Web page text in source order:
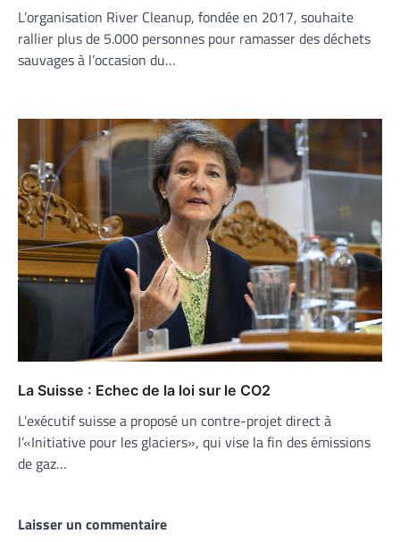
L’organisation River Cleanup, fondée en 2017, souhaite
rallier plus de 5.000 personnes pour ramasser des déchets
sauvages à l’occasion du…
La Suisse : Echec de la loi sur le CO2
L’exécutif suisse a proposé un contre-projet direct à
l’«Initiative pour les glaciers», qui vise la fin des émissions
de gaz…
Laisser un commentaire